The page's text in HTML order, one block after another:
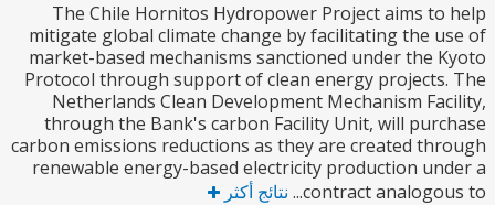
The Chile Hornitos Hydropower Project aims
mitigate global climate change by facilitating the
market-based mechanisms sanctioned under the
Protocol through support of clean energy
Netherlands Clean Development Mechanism
through the Bank's carbon Facility Unit, will
carbon emissions reductions as they are created
renewable energy-based electricity production
contract نتائج أكثر